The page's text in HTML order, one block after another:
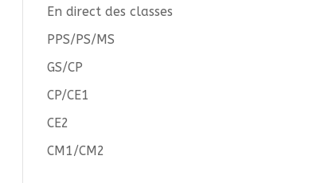
En direct des classes
PPS/PS/MS
GS/CP
CP/CE1
CE2
CM1/CM2